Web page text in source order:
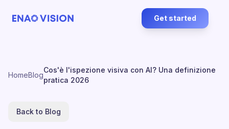
Get started
HomeBlog
Cos'è l'ispezione visiva con AI? Una definizione
pratica 2026
Back to Blog